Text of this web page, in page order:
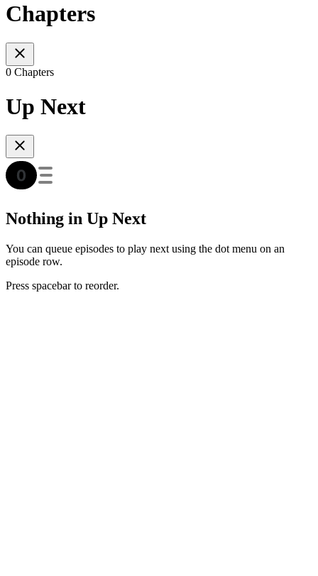
Chapters
0 Chapters
Up Next
Nothing in Up Next
You can queue episodes to play next using the dot menu on an
episode row.
Press spacebar to reorder.